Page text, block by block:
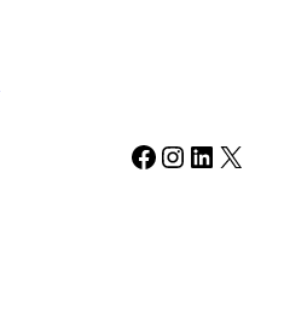
Facebook Instagram LinkedIn X